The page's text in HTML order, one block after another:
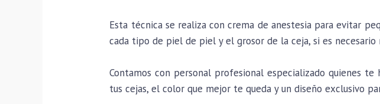
Esta técnica se realiza con crema de anestesia para evitar
cada tipo de piel de piel y el grosor de la ceja, si es necesario
Contamos con personal profesional especializado quienes
tus cejas, el color que mejor te queda y un diseño exclusivo